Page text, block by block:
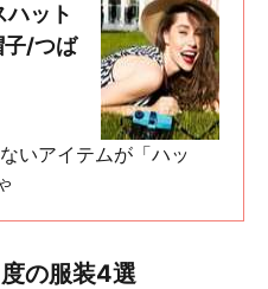
ット
子/つば
いアイテムが「ハッ
の服装4選